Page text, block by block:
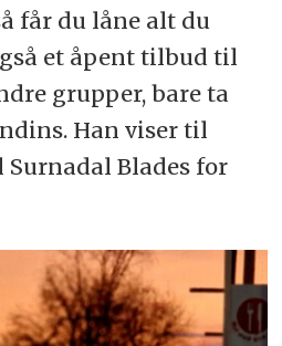
får du låne alt du
et åpent tilbud til
grupper, bare ta
Han viser til
Blades for